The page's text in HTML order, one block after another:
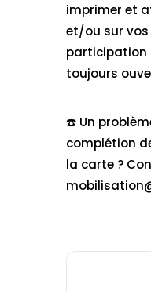
imprimer et
et/ou sur vos
participation
toujours
☎️​ Un
complétion
la carte ?